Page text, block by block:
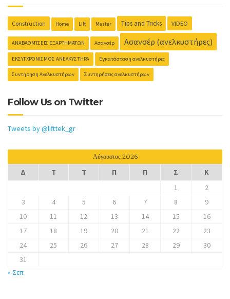
Construction Home Lift Master Tips and Tricks VIDEO
ΑΝΑΒΑΘΜΊΣΕΙΣ ΕΞΑΡΤΗΜΆΤΩΝ Ασανσέρ Ασανσέρ (ανελκυστήρες)
ΕΚΣΥΓΧΡΟΝΙΣΜΌΣ ΑΝΕΛΚΥΣΤΉΡΑ Εγκατάσταση ανελκυστήρες
Συντήρηση Ανελκυστήρων Συντηρήσεις ανελκυστήρων
Follow Us on Twitter
Tweets by @lifttek_gr
Αύγουστος 2026
Δ Τ Τ Π Π Σ
Κ
1
2
3
4 5 6 7 8
9
10
11 12 13 14 15
16
17
18 19 20 21 22
23
24
25 26 27 28 29
30
31
« Σεπ